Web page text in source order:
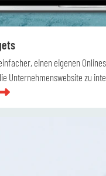
einen eigenen
Unternehmenswebsite zu